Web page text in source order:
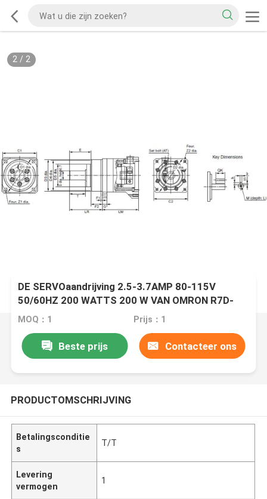
2/ 2
DE SERVOaandrijving 2.5-3.7AMP 80-115V
50/60HZ 200 WATTS 200 W VAN OMRON R7D-
BP02L
MOQ：1 Prijs：1
Beste prijs Contacteer ons
PRODUCTOMSCHRIJVING
Betalingsconditie
s
T/T
Levering
vermogen
1